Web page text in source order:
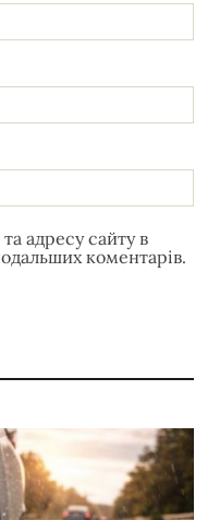
адресу сайту в
коментарів.